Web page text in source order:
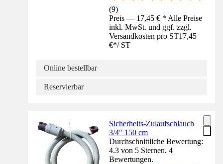
(9)
Preis — 17,45 € * Alle Preise
inkl. MwSt. und ggf. zzgl.
Versandkosten pro ST17,45
€*/ ST
Online bestellbar
Reservierbar
Sicherheits-Zulaufschlauch
3/4" 150 cm
Durchschnittliche Bewertung:
4.3 von 5 Sternen. 4
Bewertungen.